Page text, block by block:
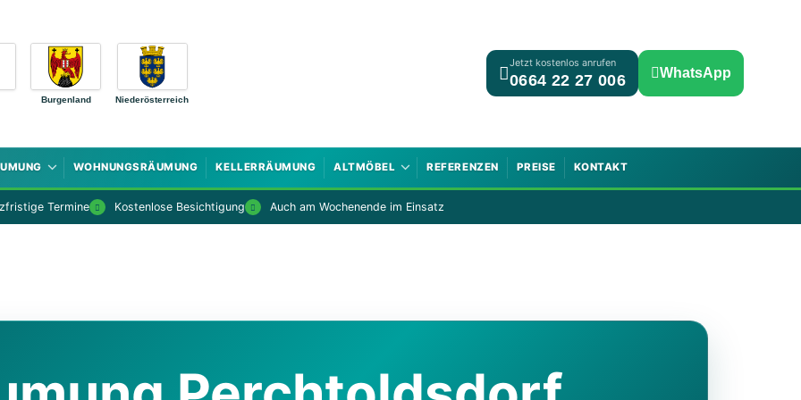
Burgenland Niederösterreich
Jetzt kostenlos anrufen
0664 22 27 006 WhatsApp
WOHNUNGSRÄUMUNG KELLERRÄUMUNG ALTMÖBEL REFERENZEN PREISE KONTAKT
Termine Kostenlose Besichtigung Auch am Wochenende im Einsatz